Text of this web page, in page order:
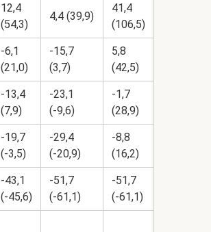
12,4
(54,3)
4,4 (39,9)
41,4
(106,5)
-6,1
(21,0)
-15,7
(3,7)
5,8
(42,5)
-13,4
(7,9)
-23,1
(-9,6)
-1,7
(28,9)
-19,7
(-3,5)
-29,4
(-20,9)
-8,8
(16,2)
-43,1
(-45,6)
-51,7
(-61,1)
-51,7
(-61,1)